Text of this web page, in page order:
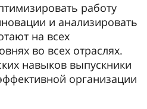
работу
и анализировать
на всех
во всех отраслях.
навыков выпускники
организации